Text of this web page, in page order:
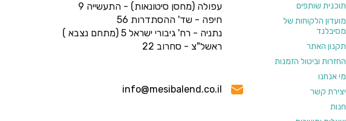
עפולה (מחסן סיטונאות) - התעשייה 9
חיפה - שד' ההסתדרות 56
נתניה - רח' גיבורי ישראל 5 (מתחם נצבא )
ראשל"צ - סחרוב 22
info@mesibalend.co.il
תוכנית שותפים
מועדון הלקוחות של
מסיבלנד
תקנון האתר
החזרות וביטול הזמנות
מי אנחנו
יצירת קשר
חנות